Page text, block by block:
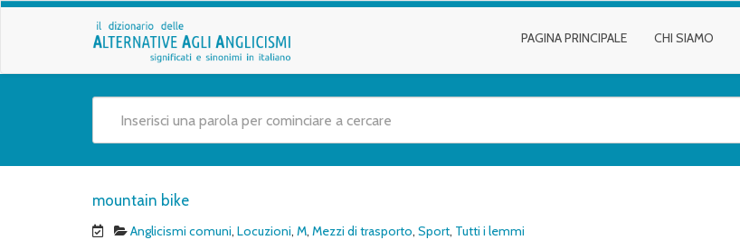
PAGINA PRINCIPALE CHI SIAMO
mountain bike
Anglicismi comuni, Locuzioni, M, Mezzi di trasporto, Sport, Tutti i lemmi